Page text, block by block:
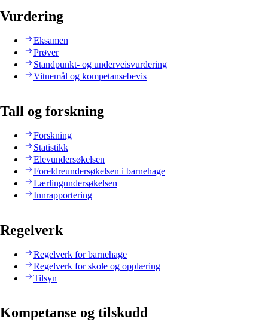
Vurdering
Eksamen
Prøver
Standpunkt- og underveisvurdering
Vitnemål og kompetansebevis
Tall og forskning
Forskning
Statistikk
Elevundersøkelsen
Foreldreundersøkelsen i barnehage
Lærlingundersøkelsen
Innrapportering
Regelverk
Regelverk for barnehage
Regelverk for skole og opplæring
Tilsyn
Kompetanse og tilskudd